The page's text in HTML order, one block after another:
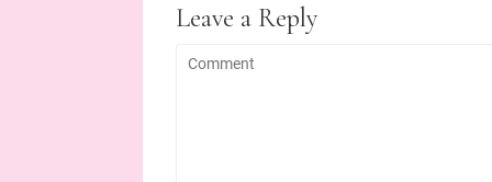
Leave a Reply